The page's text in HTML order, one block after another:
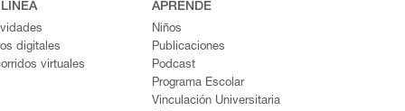
digitales
virtuales
APRENDE
Niños
Publicaciones
Podcast
Programa Escolar
Vinculación Universitaria